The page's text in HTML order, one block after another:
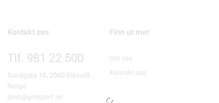
Kontakt oss
Tlf. 981 22 500
Sundgata 18, 2080 Eidsvoll,
Norge
post@gmsport.no
Finn ut mer
Om oss
Kontakt oss